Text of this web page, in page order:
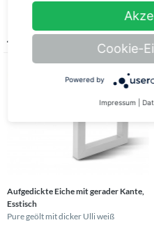
Ähnliche
Aufgedickte Eiche mit gerader Kante,
Esstisch
Pure geölt mit dicker Ulli weiß
Cookie-
Powered by
Impressum